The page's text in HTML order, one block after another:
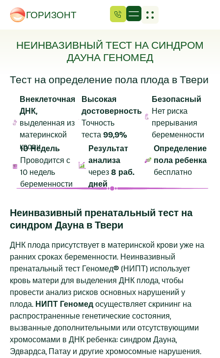
ГОРИЗОНТ
НЕИНВАЗИВНЫЙ ТЕСТ НА СИНДРОМ
ДАУНА ГЕНОМЕД
Тест на определение пола плода в Твери
Внеклеточная
ДНК,
выделенная из
материнской
крови
Высокая
достоверность
Точность
теста 99,9%
Безопасный
Нет риска
прерывания
беременности
10 Недель
Проводится с
10 недель
беременности
Результат
анализа
через 8 раб.
дней
Определение
пола ребенка
бесплатно
Неинвазивный пренатальный тест на
синдром Дауна в Твери
ДНК плода присутствует в материнской крови уже на
ранних сроках беременности. Неинвазивный
пренатальный тест Геномед® (НИПТ) использует
кровь матери для выделения ДНК плода, чтобы
провести анализ рисков основных нарушений у
плода. НИПТ Геномед осуществляет скрининг на
распространенные генетические состояния,
вызванные дополнительными или отсутствующими
хромосомами в ДНК ребенка: синдром Дауна,
Эдвардса, Патау и другие хромосомные нарушения.